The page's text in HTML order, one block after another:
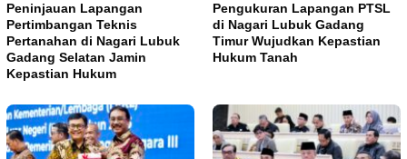
Peninjauan Lapangan
Pertimbangan Teknis
Pertanahan di Nagari Lubuk
Gadang Selatan Jamin
Kepastian Hukum
Pengukuran Lapangan PTSL
di Nagari Lubuk Gadang
Timur Wujudkan Kepastian
Hukum Tanah